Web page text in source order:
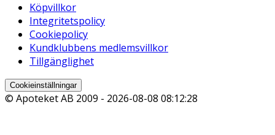
Köpvillkor
Integritetspolicy
Cookiepolicy
Kundklubbens medlemsvillkor
Tillgänglighet
Cookieinställningar
© Apoteket AB 2009 - 2026-08-08 08:12:28